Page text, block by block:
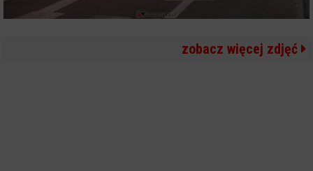
zobacz więcej zdjęć